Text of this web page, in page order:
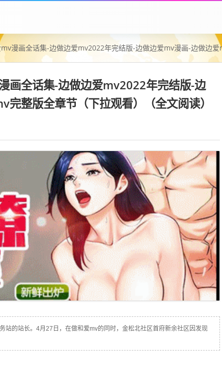
漫画全话集-边做边爱mv2022年完结版-边做边爱mv漫画-边做边
画全话集-边做边爱mv2022年完结版-边
整版全章节（下拉观看）（全文阅读）
站的站长。4月27日，在做和爱mv的同时，金松北社区首府新余社区因发现